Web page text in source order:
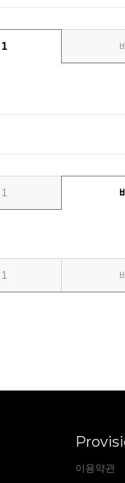
1
1
1
이용약관